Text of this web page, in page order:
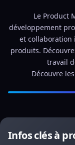
Le Product
développement
et collaboration
produits.
travail
Découvre
Infos clés à